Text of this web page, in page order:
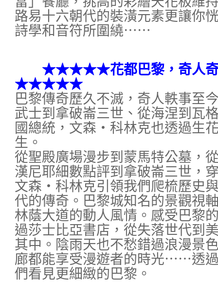
路易十六朝代的裝潢元素更讓你
詩學和音符所圍繞⋯⋯
★★★★★花都巴黎，奇人奇
★★★★★
巴黎傳奇歷久不滅，奇人軼事至
武士到拿破崙三世、從海涅到瓦
國總統，文森‧科林克也透過生
生。
從聖殿廣場漫步到蒙馬特公墓，
漢尼耶細數點評到拿破崙三世，
文森‧科林克引領我們爬梳歷史
代的傳奇。巴黎城知名的景觀視
林蔭大道的動人風情。感受巴黎
過莎士比亞書店，從失落世代到
其中。陰雨天也不愁錯過浪漫景
廊都能享受漫遊者的時光⋯⋯透
們看見更細緻的巴黎。